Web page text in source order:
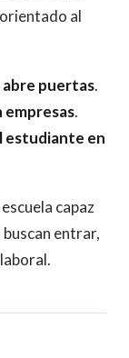
al
abre puertas.
.
estudiante en
capaz
entrar,